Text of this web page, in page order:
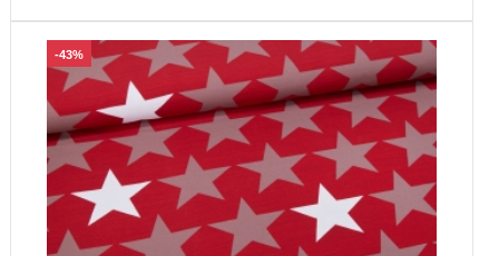
-43%